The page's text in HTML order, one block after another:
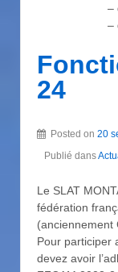
–
–
24
Posted on 20
Publié dans
Le SLAT
fédération
(anciennement
Pour participer
devez avoir